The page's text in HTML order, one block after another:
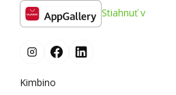
Stiahnuť v
Kimbino